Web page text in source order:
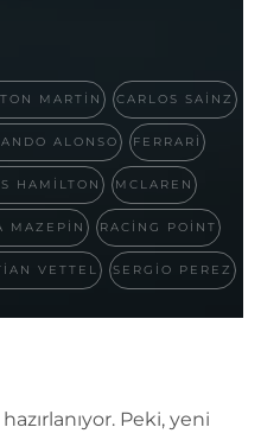
MARTIN CARLOS SAINZ
ALONSO FERRARI
HAMILTON MCLAREN
MAZEPIN RACING POINT
VETTEL SERGIO PEREZ
Peki, yeni